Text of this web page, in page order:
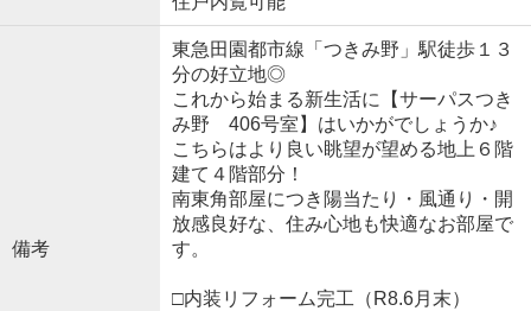
備考
東急田園都市線「つきみ野」駅徒歩１３
分の好立地◎
これから始まる新生活に【サーパスつき
み野 406号室】はいかがでしょうか♪
こちらはより良い眺望が望める地上６階
建て４階部分！
南東角部屋につき陽当たり・風通り・開
放感良好な、住み心地も快適なお部屋で
す。
□内装リフォーム完工（R8.6月末）